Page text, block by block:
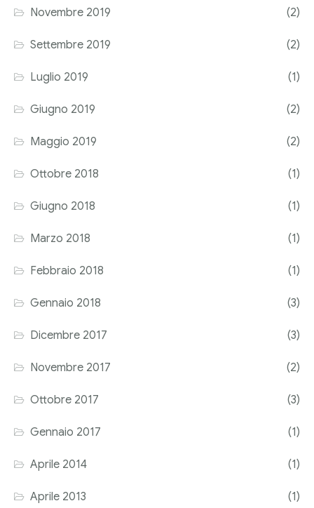
Novembre 2019 (2)
Settembre 2019 (2)
Luglio 2019 (1)
Giugno 2019 (2)
Maggio 2019 (2)
Ottobre 2018 (1)
Giugno 2018 (1)
Marzo 2018 (1)
Febbraio 2018 (1)
Gennaio 2018 (3)
Dicembre 2017 (3)
Novembre 2017 (2)
Ottobre 2017 (3)
Gennaio 2017 (1)
Aprile 2014 (1)
Aprile 2013 (1)